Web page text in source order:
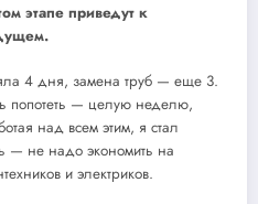
этапе приведут к
4 дня, замена труб — еще 3.
попотеть — целую неделю,
над всем этим, я стал
— не надо экономить на
и электриков.